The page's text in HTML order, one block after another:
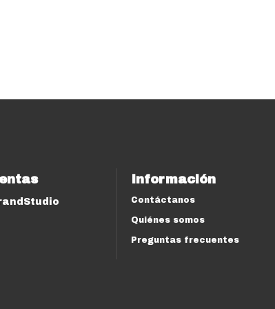
Información
Contáctanos
Quiénes somos
Preguntas frecuentes